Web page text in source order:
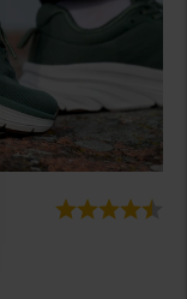
Bewertung: